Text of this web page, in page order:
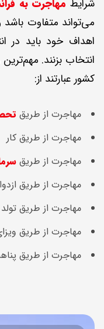
شرایط مهاجرت به
می‌تواند متفاوت باشد
اهداف خود باید
انتخاب بزنند.
کشور عبارتند از:
مهاجرت از طریق
مهاجرت از طریق کار
مهاجرت از طریق
مهاجرت از طریق
مهاجرت از طریق تولد
مهاجرت از طریق
مهاجرت از طریق